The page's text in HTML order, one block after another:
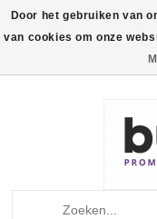
Call
Door het gebruiken van
van cookies om onze